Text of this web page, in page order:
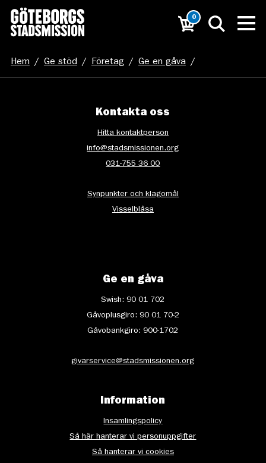
0
Hem / Ge stöd / Företag / Ge en gåva /
Kontakta oss
Hitta kontaktperson
info@stadsmissionen.org
031-755 36 00
Synpunkter och klagomål
Visselblåsa
Ge en gåva
Swish: 90 01 702
Gåvoplusgiro: 90 01 70-2
Gåvobankgiro: 900-1702
givarservice@stadsmissionen.org
Information
Insamlingspolicy
Så här hanterar vi personuppgifter
Så hanterar vi cookies